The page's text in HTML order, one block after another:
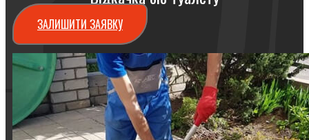
ЗАЛИШИТИ ЗАЯВКУ